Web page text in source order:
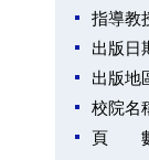
指導教
出版日
出版地
校院名
頁 數